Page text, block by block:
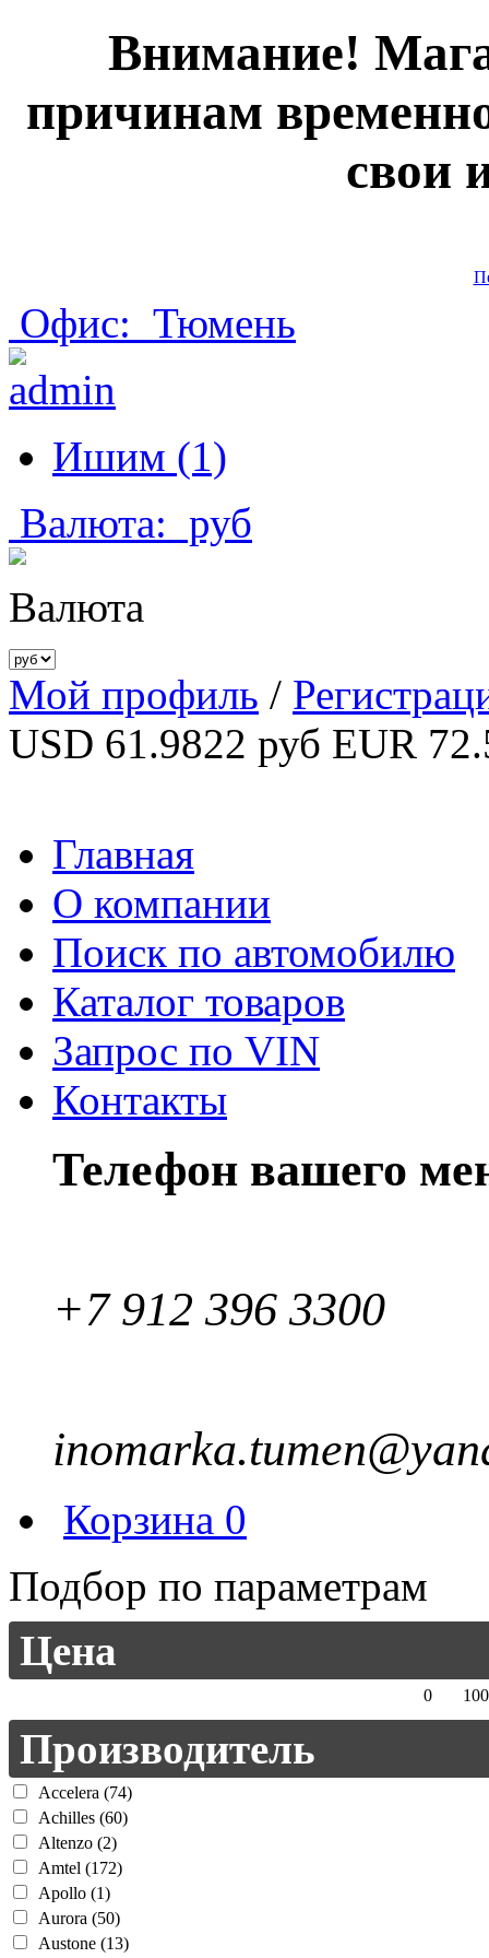
Внимание!
причинам
свои
Офис: Тюмень
Ишим (1)
Валюта: руб
Валюта
Мой профиль /
USD 61.9822 руб EUR
Главная
О компании
Поиск по автомобилю
Каталог товаров
Запрос по VIN
Контакты
Телефон вашего
+7 912 396 3300
Корзина 0
Подбор по параметрам
Цена
0
Производитель
Accelera (74)
Achilles (60)
Altenzo (2)
Amtel (172)
Apollo (1)
Aurora (50)
Austone (13)